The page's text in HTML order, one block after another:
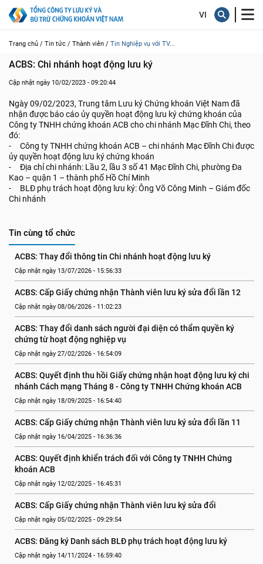
Trang chủ / Tin tức / Thành viên / Tin Nghiệp vụ với TV...
ACBS: Chi nhánh hoạt động lưu ký
Cập nhật ngày 10/02/2023 - 09:20:44
Ngày 09/02/2023, Trung tâm Lưu ký Chứng khoán Việt Nam đã
nhận được báo cáo ủy quyền hoạt động lưu ký chứng khoán của
Công ty TNHH chứng khoán ACB cho chi nhánh Mạc Đĩnh Chi, theo
đó:
- Công ty TNHH chứng khoán ACB – chi nhánh Mạc Đĩnh Chi được
ủy quyền hoạt động lưu ký chứng khoán
- Địa chỉ chi nhánh: Lầu 2, lầu 3 số 41 Mạc Đĩnh Chi, phường Đa
Kao – quận 1 – thành phố Hồ Chí Minh
- BLĐ phụ trách hoạt động lưu ký: Ông Võ Công Minh – Giám đốc
Chi nhánh
Tin cùng tổ chức
ACBS: Thay đổi thông tin Chi nhánh hoạt động lưu ký
Cập nhật ngày 13/07/2026 - 15:56:33
ACBS: Cấp Giấy chứng nhận Thành viên lưu ký sửa đổi lần 12
Cập nhật ngày 08/06/2026 - 11:02:23
ACBS: Thay đổi danh sách người đại diện có thẩm quyền ký
chứng từ hoạt động nghiệp vụ
Cập nhật ngày 27/02/2026 - 16:54:09
ACBS: Quyết định thu hồi Giấy chứng nhận hoạt động lưu ký chi
nhánh Cách mạng Tháng 8 - Công ty TNHH Chứng khoán ACB
Cập nhật ngày 18/09/2025 - 16:54:40
ACBS: Cấp Giấy chứng nhận Thành viên lưu ký sửa đổi lần 11
Cập nhật ngày 16/04/2025 - 16:36:36
ACBS: Quyết định khiển trách đối với Công ty TNHH Chứng
khoán ACB
Cập nhật ngày 12/02/2025 - 16:45:31
ACBS: Cấp Giấy chứng nhận Thành viên lưu ký sửa đổi
Cập nhật ngày 05/02/2025 - 09:29:54
ACBS: Đăng ký Danh sách BLĐ phụ trách hoạt động lưu ký
Cập nhật ngày 14/11/2024 - 16:59:40